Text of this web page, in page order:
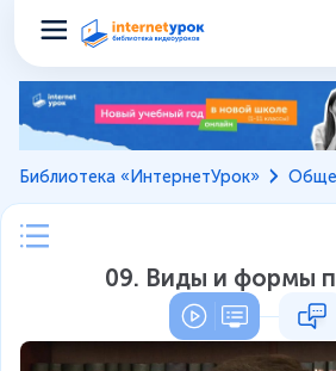
Библиотека «ИнтернетУрок»
09. Виды и формы